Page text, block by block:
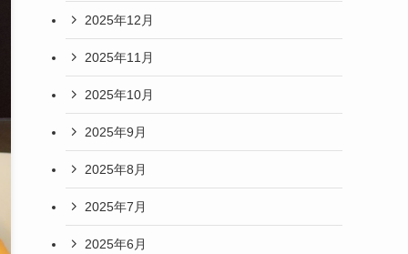
2025年12月
2025年11月
2025年10月
2025年9月
2025年8月
2025年7月
2025年6月